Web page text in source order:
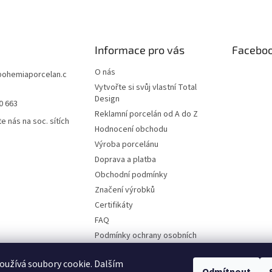
soubory cookie. Dalším
663
nás na soc. sítích
Informace pro vás
O nás
Vytvořte si svůj vlastní Total
Design
Reklamní porcelán od A do Z
Hodnocení obchodu
Výroba porcelánu
Doprava a platba
Obchodní podmínky
Značení výrobků
Certifikáty
FAQ
Podmínky ochrany osobních
údajů
Ruční malba